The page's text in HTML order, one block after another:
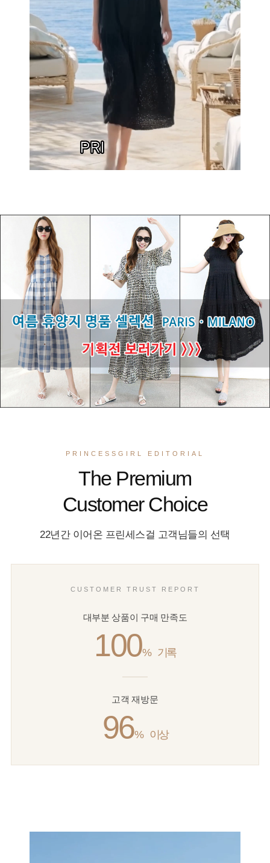
PRINCESSGIRL EDITORIAL
The Premium
Customer Choice
22년간 이어온 프린세스걸 고객님들의 선택
CUSTOMER TRUST REPORT
대부분 상품이 구매 만족도
100% 기록
고객 재방문
96% 이상